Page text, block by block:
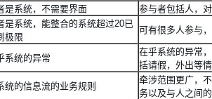
是系统，不需要界面
参与者包括人，
是系统，能整合的系统超过20已
极限
可有很多人参与
系统的异常
在乎系统的异常
括请假，外出等
统的信息流的业务规则
牵涉范围更广，
务以及与人之间